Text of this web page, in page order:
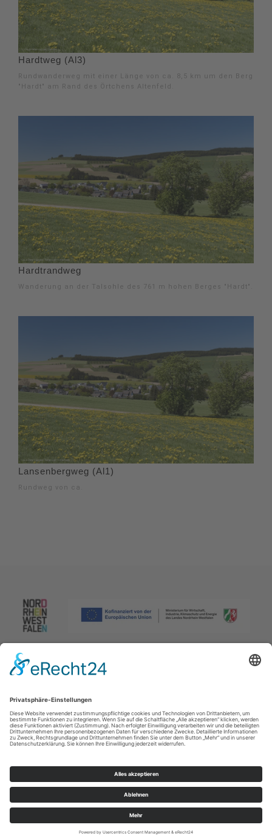
Hardtweg (Al3)
Rundwanderweg mit einer Länge von ca. 8,5 km um den Berg
"Hardt" am Rand des Örtchens Altenfeld.
Hardtrandweg
Wanderung an der Talsohle des 761 m hohen Berges "Hardt".
Lansenbergweg (Al1)
Rundweg von ca.
Impressum|Datenschutzerklärung|Barrierefreiheitserklärung|
Kontakt
T: +49 (0) 2974 96980 E: info@sauerland.com
Cookie-Einstellungen